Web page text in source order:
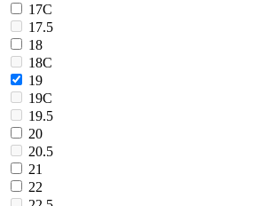
17C
17.5
18
18C
19
19C
19.5
20
20.5
21
22